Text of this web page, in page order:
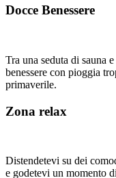
Docce Benessere
Tra una seduta di sauna
benessere con pioggia
primaverile.
Zona relax
Distendetevi su dei
e godetevi un momento